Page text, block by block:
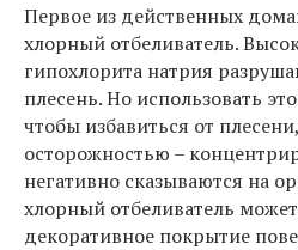
Первое из действенных
хлорный отбеливатель.
гипохлорита натрия
плесень. Но использовать
чтобы избавиться от
осторожностью –
негативно сказываются на
хлорный отбеливатель
декоративное покрытие